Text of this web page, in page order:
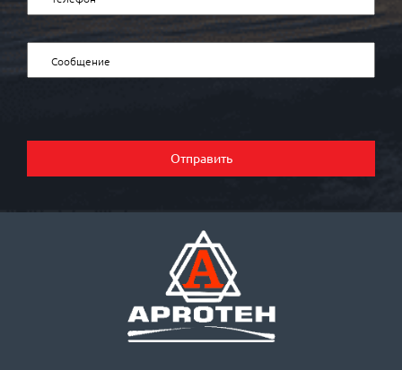
Отправить